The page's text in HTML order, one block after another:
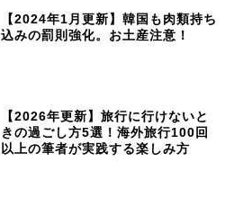
【2024年1月更新】韓国も肉類持ち
込みの罰則強化。お土産注意！
【2026年更新】旅行に行けないと
きの過ごし方5選！海外旅行100回
以上の筆者が実践する楽しみ方